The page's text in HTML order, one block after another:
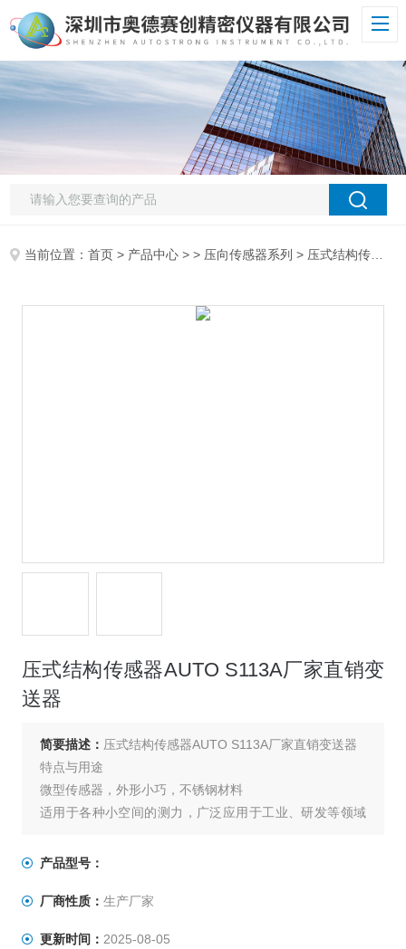
当前位置：首页 > 产品中心 > > 压向传感器系列 > 压式结构传感器AUTO S113A厂家直销变送器
压式结构传感器AUTO S113A厂家直销变
送器
简要描述： 压式结构传感器AUTO S113A厂家直销变送器
特点与用途
微型传感器，外形小巧，不锈钢材料
适用于各种小空间的测力，广泛应用于工业、研发等领域
产品型号：
厂商性质： 生产厂家
更新时间： 2025-08-05